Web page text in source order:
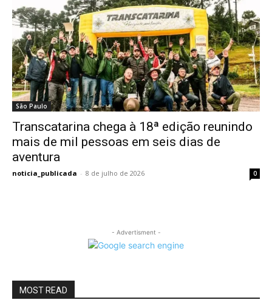
São Paulo
Transcatarina chega à 18ª edição reunindo
mais de mil pessoas em seis dias de
aventura
noticia_publicada - 8 de julho de 2026 0
- Advertisment -
MOST READ